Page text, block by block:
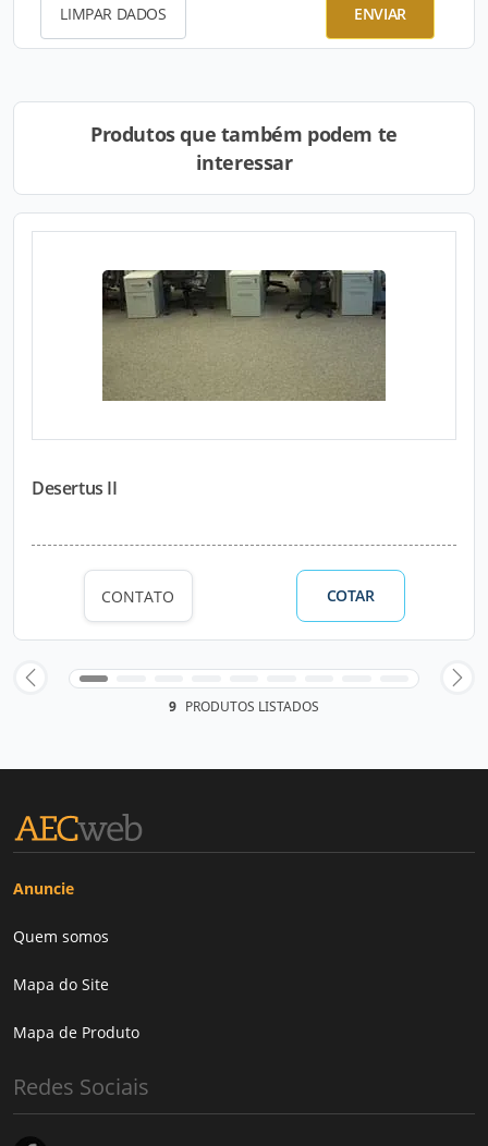
LIMPAR DADOS ENVIAR
Produtos que também podem te
interessar
Desertus II
CONTATO COTAR
9 PRODUTOS LISTADOS
Anuncie
Quem somos
Mapa do Site
Mapa de Produto
Redes Sociais